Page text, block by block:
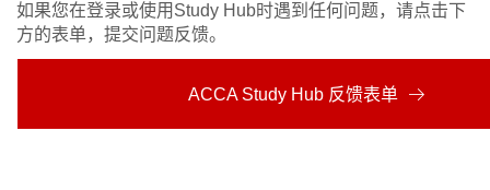
如果您在登录或使用Study Hub时遇到任何问题，请点击下
方的表单，提交问题反馈。
ACCA Study Hub 反馈表单